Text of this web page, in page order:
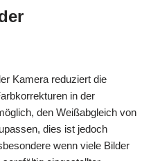
Kamera reduziert die
in der
den Weißabgleich von
dies ist jedoch
wenn viele Bilder